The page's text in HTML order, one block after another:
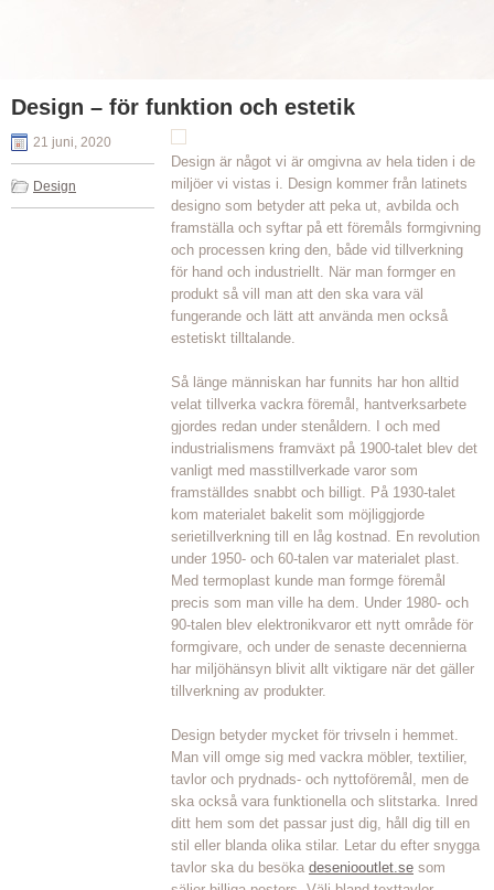
Design – för funktion och estetik
21 juni, 2020
Design
Design är något vi är omgivna av hela tiden i de
miljöer vi vistas i. Design kommer från latinets
designo som betyder att peka ut, avbilda och
framställa och syftar på ett föremåls formgivning
och processen kring den, både vid tillverkning
för hand och industriellt. När man formger en
produkt så vill man att den ska vara väl
fungerande och lätt att använda men också
estetiskt tilltalande.
Så länge människan har funnits har hon alltid
velat tillverka vackra föremål, hantverksarbete
gjordes redan under stenåldern. I och med
industrialismens framväxt på 1900-talet blev det
vanligt med masstillverkade varor som
framställdes snabbt och billigt. På 1930-talet
kom materialet bakelit som möjliggjorde
serietillverkning till en låg kostnad. En revolution
under 1950- och 60-talen var materialet plast.
Med termoplast kunde man formge föremål
precis som man ville ha dem. Under 1980- och
90-talen blev elektronikvaror ett nytt område för
formgivare, och under de senaste decennierna
har miljöhänsyn blivit allt viktigare när det gäller
tillverkning av produkter.
Design betyder mycket för trivseln i hemmet.
Man vill omge sig med vackra möbler, textilier,
tavlor och prydnads- och nyttoföremål, men de
ska också vara funktionella och slitstarka. Inred
ditt hem som det passar just dig, håll dig till en
stil eller blanda olika stilar. Letar du efter snygga
tavlor ska du besöka deseniooutlet.se som